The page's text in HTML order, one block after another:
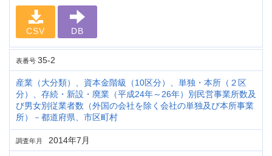
CSV DB
表番号 35-2
産業（大分類）、資本金階級（10区分）、単独・本所（２区
分）、存続・新設・廃業（平成24年～26年）別民営事業所数及
び男女別従業者数（外国の会社を除く会社の単独及び本所事業
所）－都道府県、市区町村
調査年月 2014年7月